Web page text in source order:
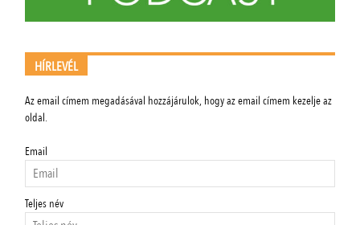
HÍRLEVÉL
Az email címem megadásával hozzájárulok, hogy az email címem kezelje az
oldal.
Email
Teljes név